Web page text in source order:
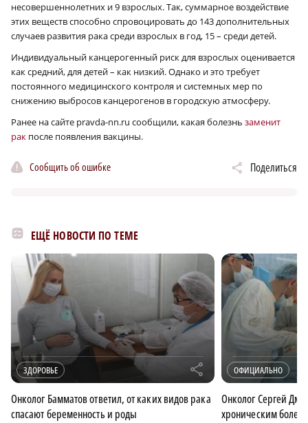
несовершеннолетних и 9 взрослых. Так, суммарное воздействие
этих веществ способно спровоцировать до 143 дополнительных
случаев развития рака среди взрослых в год, 15 – среди детей.
Индивидуальный канцерогенный риск для взрослых оценивается
как средний, для детей – как низкий. Однако и это требует
постоянного медицинского контроля и системных мер по
снижению выбросов канцерогенов в городскую атмосферу.
Ранее на сайте pravda-nn.ru сообщили, какая болезнь заменит
рак после появления вакцины.
Сообщить об ошибке Поделиться
ЕЩЁ НОВОСТИ ПО ТЕМЕ
ЗДОРОВЬЕ r
Онколог Бамматов ответил, от каких видов рака
спасают беременность и роды
ОФИЦИАЛЬНО
Онколог Сергей
хроническим